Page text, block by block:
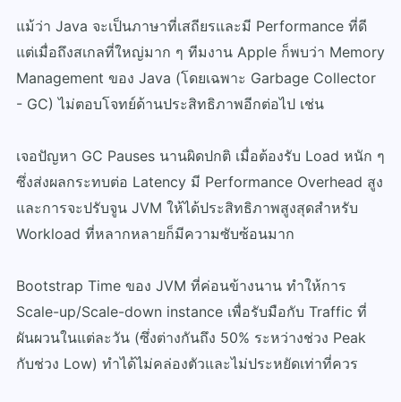
แม้ว่า Java จะเป็นภาษาที่เสถียรและมี Performance ที่ดี
แต่เมื่อถึงสเกลที่ใหญ่มาก ๆ ทีมงาน Apple ก็พบว่า Memory
Management ของ Java (โดยเฉพาะ Garbage Collector
- GC) ไม่ตอบโจทย์ด้านประสิทธิภาพอีกต่อไป เช่น
เจอปัญหา GC Pauses นานผิดปกติ เมื่อต้องรับ Load หนัก ๆ
ซึ่งส่งผลกระทบต่อ Latency มี Performance Overhead สูง
และการจะปรับจูน JVM ให้ได้ประสิทธิภาพสูงสุดสำหรับ
Workload ที่หลากหลายก็มีความซับซ้อนมาก
Bootstrap Time ของ JVM ที่ค่อนข้างนาน ทำให้การ
Scale-up/Scale-down instance เพื่อรับมือกับ Traffic ที่
ผันผวนในแต่ละวัน (ซึ่งต่างกันถึง 50% ระหว่างช่วง Peak
กับช่วง Low) ทำได้ไม่คล่องตัวและไม่ประหยัดเท่าที่ควร